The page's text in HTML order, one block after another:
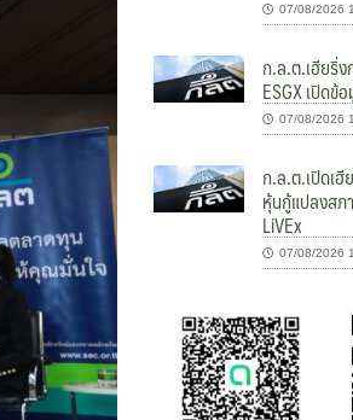
07/08/2026
ก.ล.ต.เฮียริ่ง
ESGX เปิดข้
07/08/2026
ก.ล.ต.เปิดเ
หุ้นกู้แปลงสภ
LiVEx
07/08/2026